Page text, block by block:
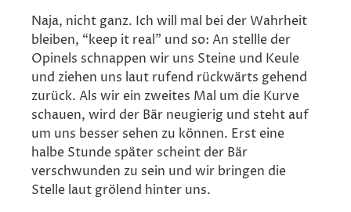
Naja, nicht ganz. Ich will mal bei der Wahrheit
bleiben, “keep it real” und so: An stellle der
Opinels schnappen wir uns Steine und Keule
und ziehen uns laut rufend rückwärts gehend
zurück. Als wir ein zweites Mal um die Kurve
schauen, wird der Bär neugierig und steht auf
um uns besser sehen zu können. Erst eine
halbe Stunde später scheint der Bär
verschwunden zu sein und wir bringen die
Stelle laut grölend hinter uns.